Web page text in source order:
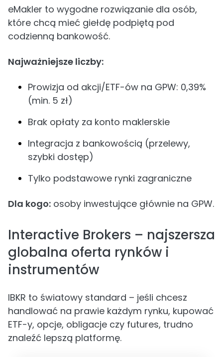
eMakler to wygodne rozwiązanie dla osób,
które chcą mieć giełdę podpiętą pod
codzienną bankowość.
Najważniejsze liczby:
Prowizja od akcji/ETF-ów na GPW: 0,39%
(min. 5 zł)
Brak opłaty za konto maklerskie
Integracja z bankowością (przelewy,
szybki dostęp)
Tylko podstawowe rynki zagraniczne
Dla kogo: osoby inwestujące głównie na GPW.
Interactive Brokers – najszersza
globalna oferta rynków i
instrumentów
IBKR to światowy standard – jeśli chcesz
handlować na prawie każdym rynku, kupować
ETF-y, opcje, obligacje czy futures, trudno
znaleźć lepszą platformę.